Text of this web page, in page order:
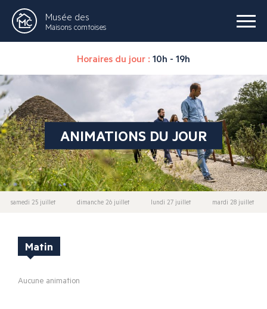
Musée des
Maisons comtoises
Horaires du jour : 10h - 19h
ANIMATIONS DU JOUR
samedi 25 juillet dimanche 26 juillet lundi 27 juillet mardi 28 juillet
Matin
Aucune animation